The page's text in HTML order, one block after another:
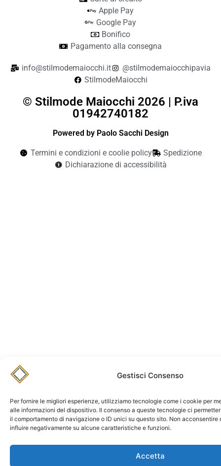
Gestisci Consenso
Per fornire le migliori esperienze, utilizziamo tecnologie come i cookie per
alle informazioni del dispositivo. Il consenso a queste tecnologie ci
il comportamento di navigazione o ID unici su questo sito. Non acconsentire
influire negativamente su alcune caratteristiche e funzioni.
Accetta
Apple Pay
Google Pay
Bonifico
Pagamento alla consegna
info@stilmodemaiocchi.it
@stilmodemaiocchipavia
StilmodeMaiocchi
© Stilmode Maiocchi 2026 | P.iva
01942740182
Powered by Paolo Sacchi Design
Termini e condizioni e coolie policy
Spedizione
Dichiarazione di accessibilità